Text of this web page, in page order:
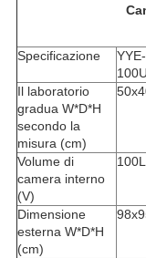
Specificazione
Il laboratorio
gradua W*D*H
secondo la
misura (cm)
Volume di
camera interno
(V)
100L
Dimensione
esterna W*D*H
(cm)